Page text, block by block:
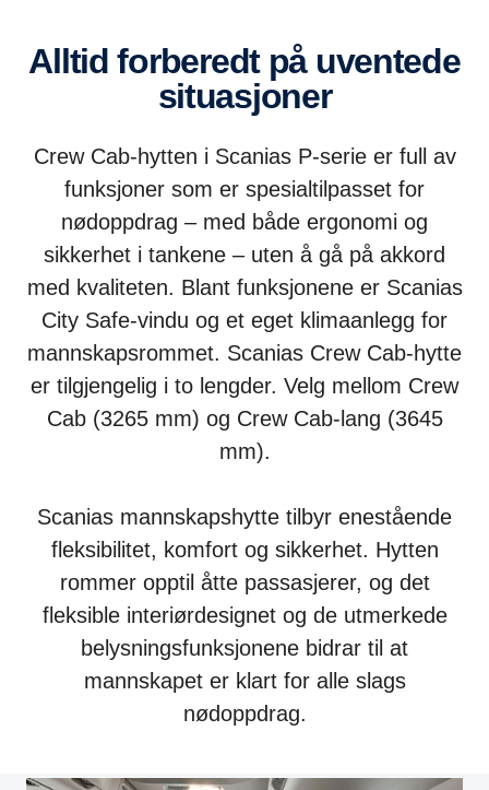
Alltid forberedt på uventede
situasjoner
Crew Cab-hytten i Scanias P-serie er full av
funksjoner som er spesialtilpasset for
nødoppdrag – med både ergonomi og
sikkerhet i tankene – uten å gå på akkord
med kvaliteten. Blant funksjonene er Scanias
City Safe-vindu og et eget klimaanlegg for
mannskapsrommet. Scanias Crew Cab-hytte
er tilgjengelig i to lengder. Velg mellom Crew
Cab (3265 mm) og Crew Cab-lang (3645
mm).
Scanias mannskapshytte tilbyr enestående
fleksibilitet, komfort og sikkerhet. Hytten
rommer opptil åtte passasjerer, og det
fleksible interiørdesignet og de utmerkede
belysningsfunksjonene bidrar til at
mannskapet er klart for alle slags
nødoppdrag.